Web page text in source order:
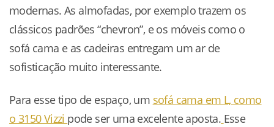
modernas. As almofadas, por exemplo trazem os
clássicos padrões “chevron”, e os móveis como o
sofá cama e as cadeiras entregam um ar de
sofisticação muito interessante.
Para esse tipo de espaço, um sofá cama em L, como
o 3150 Vizzi pode ser uma excelente aposta. Esse